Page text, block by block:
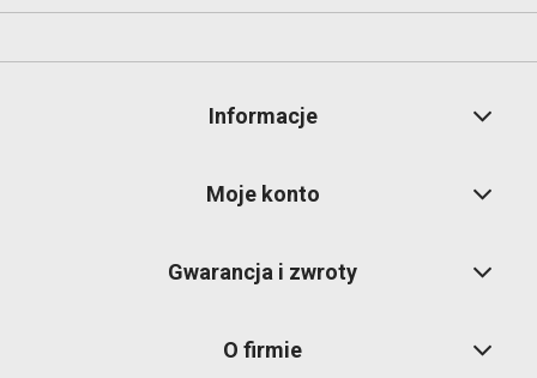
Informacje
Moje konto
Gwarancja i zwroty
O firmie